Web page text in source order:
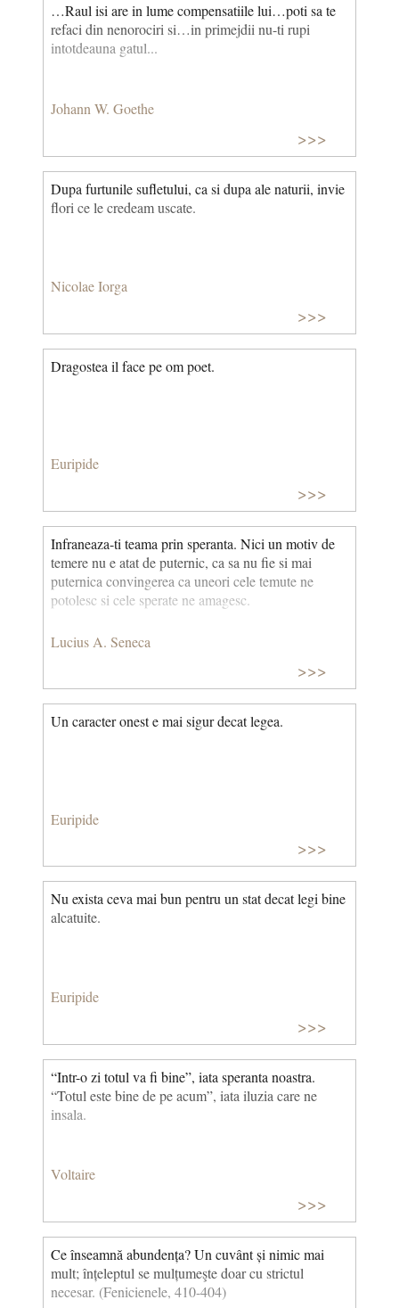
…Raul isi are in lume compensatiile lui…poti sa te
refaci din nenorociri si…in primejdii nu-ti rupi
intotdeauna gatul...
Johann W. Goethe
>>>
Dupa furtunile sufletului, ca si dupa ale naturii, invie
flori ce le credeam uscate.
Nicolae Iorga
>>>
Dragostea il face pe om poet.
Euripide
>>>
Infraneaza-ti teama prin speranta. Nici un motiv de
temere nu e atat de puternic, ca sa nu fie si mai
puternica convingerea ca uneori cele temute ne
potolesc si cele sperate ne amagesc.
Lucius A. Seneca
>>>
Un caracter onest e mai sigur decat legea.
Euripide
>>>
Nu exista ceva mai bun pentru un stat decat legi bine
alcatuite.
Euripide
>>>
“Intr-o zi totul va fi bine”, iata speranta noastra.
“Totul este bine de pe acum”, iata iluzia care ne
insala.
Voltaire
>>>
Ce înseamnă abundența? Un cuvânt și nimic mai
mult; înțeleptul se mulțumeşte doar cu strictul
necesar. (Fenicienele, 410-404)